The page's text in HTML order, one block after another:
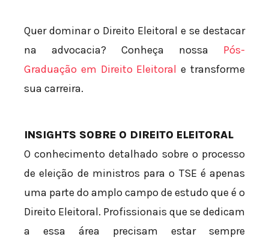
Quer dominar o Direito Eleitoral e se destacar
na advocacia? Conheça nossa Pós-
Graduação em Direito Eleitoral e transforme
sua carreira.
INSIGHTS SOBRE O DIREITO ELEITORAL
O conhecimento detalhado sobre o processo
de eleição de ministros para o TSE é apenas
uma parte do amplo campo de estudo que é o
Direito Eleitoral. Profissionais que se dedicam
a essa área precisam estar sempre